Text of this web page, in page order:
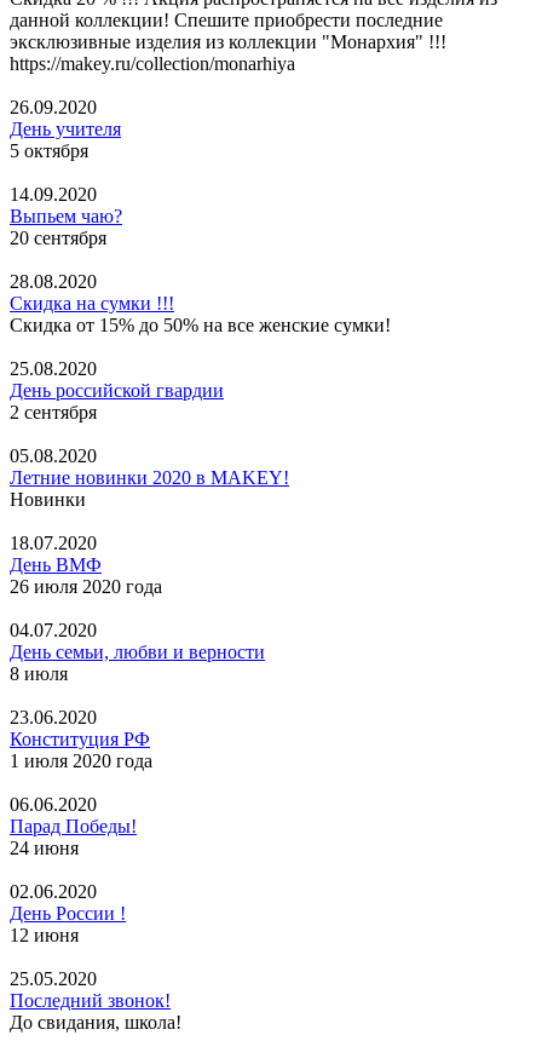
данной коллекции! Спешите приобрести последние
эксклюзивные изделия из коллекции "Монархия" !!!
https://makey.ru/collection/monarhiya
26.09.2020
День учителя
5 октября
14.09.2020
Выпьем чаю?
20 сентября
28.08.2020
Скидка на сумки !!!
Скидка от 15% до 50% на все женские сумки!
25.08.2020
День российской гвардии
2 сентября
05.08.2020
Летние новинки 2020 в MAKEY!
Новинки
18.07.2020
День ВМФ
26 июля 2020 года
04.07.2020
День семьи, любви и верности
8 июля
23.06.2020
Конституция РФ
1 июля 2020 года
06.06.2020
Парад Победы!
24 июня
02.06.2020
День России !
12 июня
25.05.2020
Последний звонок!
До свидания, школа!